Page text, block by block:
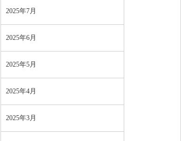
2025年7月
2025年6月
2025年5月
2025年4月
2025年3月